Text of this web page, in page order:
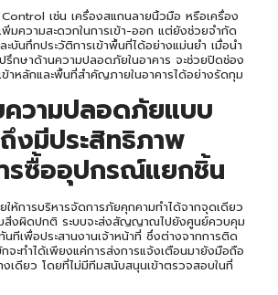
เช่น เครื่องสแกนลายนิ้วมือ หรือเครื่อง
มความสะดวกในการเข้า-ออก แต่ยังช่วยจำกัด
บันทึกประวัติการเข้าพื้นที่ได้อย่างแม่นยำ เมื่อนำ
รึกษาด้านความปลอดภัยในอาคาร จะช่วยปิดช่อง
ข้าหลักและพื้นที่สำคัญภายในอาคารได้อย่างรัดกุม
ความปลอดภัยแบบ
งมีประสิทธิภาพ
รซื้ออุปกรณ์แยกชิ้น
ให้การบริหารจัดการภัยคุกคามทำได้จากจุดเดียว
สิ่งผิดปกติ ระบบจะส่งสัญญาณไปยังศูนย์ควบคุม
ทีเพื่อประสานงานเจ้าหน้าที่ ซึ่งต่างจากการติด
ะทำได้เพียงแค่การส่งการแจ้งเตือนมายังมือถือ
งเดียว โดยที่ไม่มีทีมสนับสนุนเข้าตรวจสอบในที่